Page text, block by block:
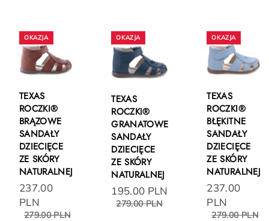
TEXAS
ROCZKI®
BRĄZOWE
SANDAŁY
DZIECIĘCE
ZE SKÓRY
NATURALNEJ
237.00
PLN
279.00 PLN
TEXAS
ROCZKI®
GRANATOWE
SANDAŁY
DZIECIĘCE
ZE SKÓRY
NATURALNEJ
195.00 PLN
279.00 PLN
TEXAS
ROCZKI®
BŁĘKITNE
SANDAŁY
DZIECIĘCE
ZE SKÓRY
NATURALNEJ
237.00
PLN
279.00 PLN